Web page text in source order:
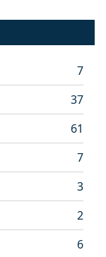
7
37
61
7
3
2
6